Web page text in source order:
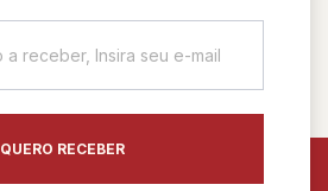
QUERO RECEBER